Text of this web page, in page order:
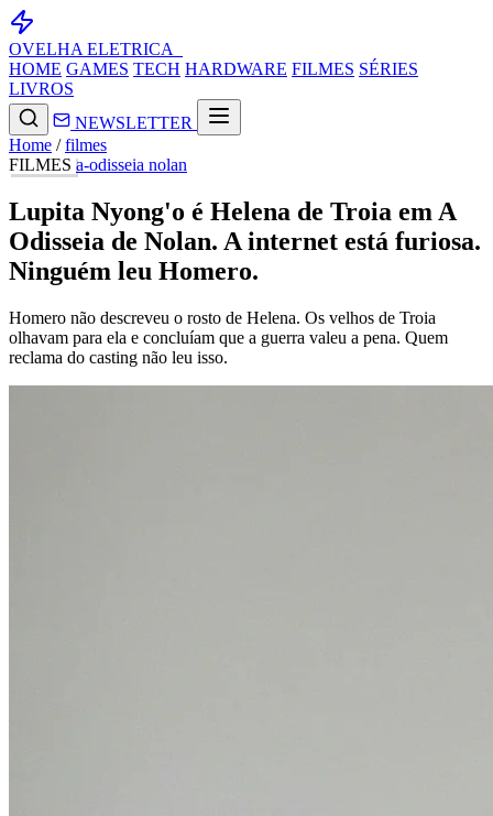
OVELHA ELETRICA_
HOME GAMES TECH HARDWARE FILMES SÉRIES
LIVROS
NEWSLETTER
Home / filmes
FILMES a-odisseia nolan
Lupita Nyong'o é Helena de Troia em A
Odisseia de Nolan. A internet está furiosa.
Ninguém leu Homero.
Homero não descreveu o rosto de Helena. Os velhos de Troia
olhavam para ela e concluíam que a guerra valeu a pena. Quem
reclama do casting não leu isso.